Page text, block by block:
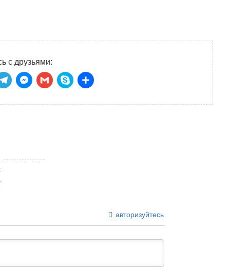
с друзьями:
авторизуйтесь